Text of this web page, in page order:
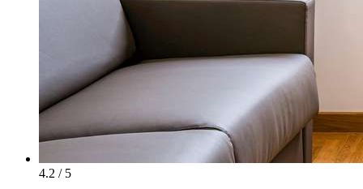
4.2 / 5